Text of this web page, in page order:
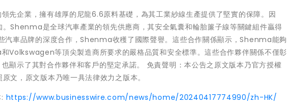
先企業，擁有雄厚的尼龍6.6原料基礎，為其工業紗線生產提供了堅實的保障。因
Shenma是全球汽車產業的領先供應商，其安全氣囊和輪胎簾子線等關鍵組件贏得
汽車品牌的深度合作，Shenma收穫了國際聲譽。這些合作關係顯示，Shenma能夠
等頂尖製造商所要求的嚴格品質和安全標準。這些合作夥伴關係不僅彰
顯示了其對合作夥伴和客戶的堅定承諾。 免責聲明：本公告之原文版本乃官方授權
文，原文版本乃唯一具法律效力之版本。
https://www.businesswire.com/news/home/20240417774990/zh-HK/